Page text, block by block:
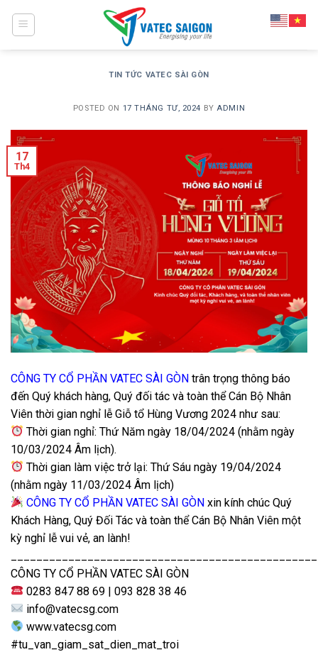
TIN TỨC VATEC SÀI GÒN
POSTED ON 17 THÁNG TƯ, 2024 BYADMIN
17
Th4
CÔNG TY CỔ PHẦN VATEC SÀI GÒN trân trọng thông báo
đến Quý khách hàng, Quý đối tác và toàn thể Cán Bộ Nhân
Viên thời gian nghỉ lễ Giỗ tổ Hùng Vương 2024 như sau:
Thời gian nghỉ: Thứ Năm ngày 18/04/2024 (nhằm ngày
10/03/2024 Âm lịch).
Thời gian làm việc trở lại: Thứ Sáu ngày 19/04/2024
(nhằm ngày 11/03/2024 Âm lịch)
CÔNG TY CỔ PHẦN VATEC SÀI GÒN xin kính chúc Quý
Khách Hàng, Quý Đối Tác và toàn thể Cán Bộ Nhân Viên một
kỳ nghỉ lễ vui vẻ, an lành!
CÔNG TY CỔ PHẦN VATEC SÀI GÒN
0283 847 88 69 | 093 828 38 46
info@vatecsg.com
www.vatecsg.com
#tu_van_giam_sat_dien_mat_troi